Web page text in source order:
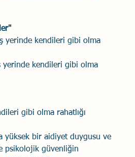
yerinde kendileri gibi olma
yerinde kendileri gibi olma
gibi olma rahatlığı
yüksek bir aidiyet duygusu ve
psikolojik güvenliğin